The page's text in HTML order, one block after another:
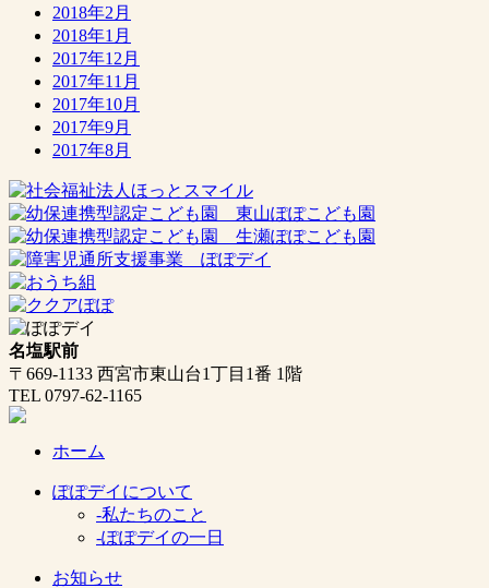
2018年2月
2018年1月
2017年12月
2017年11月
2017年10月
2017年9月
2017年8月
名塩駅前
〒669-1133 西宮市東山台1丁目1番 1階
TEL 0797-62-1165
ホーム
ぽぽデイについて
-私たちのこと
-ぽぽデイの一日
お知らせ